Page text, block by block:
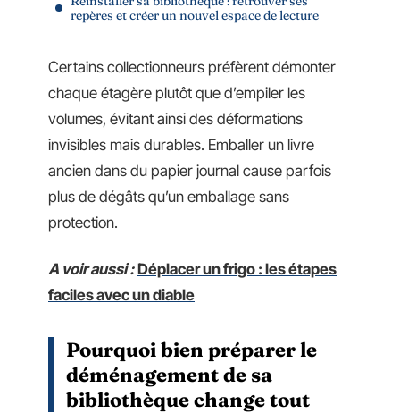
repères et créer un nouvel espace de lecture
Certains collectionneurs préfèrent démonter
chaque étagère plutôt que d’empiler les
volumes, évitant ainsi des déformations
invisibles mais durables. Emballer un livre
ancien dans du papier journal cause parfois
plus de dégâts qu’un emballage sans
protection.
A voir aussi : Déplacer un frigo : les étapes
faciles avec un diable
Pourquoi bien préparer le
déménagement de sa
bibliothèque change tout